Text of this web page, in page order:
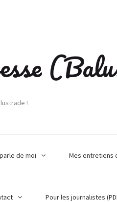
!
de moi Mes entretiens
Pour les journalistes